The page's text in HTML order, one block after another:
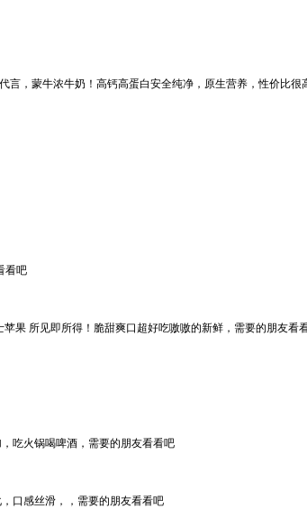
，蒙牛浓牛奶！高钙高蛋白安全纯净，原生营养，性价比很
看吧
果 所见即所得！脆甜爽口超好吃嗷嗷的新鲜，需要的朋友看
吃火锅喝啤酒，需要的朋友看看吧
口感丝滑，，需要的朋友看看吧